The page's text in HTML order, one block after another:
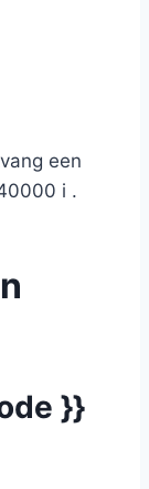
een
i .
}}